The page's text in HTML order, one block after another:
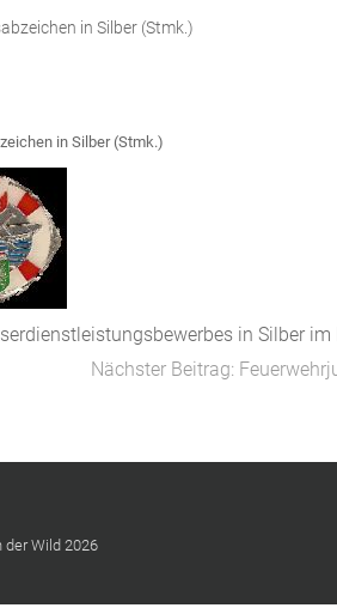
in Silber (Stmk.)
in Silber (Stmk.)
in Silber
Nächster Beitrag:
der Wild 2026